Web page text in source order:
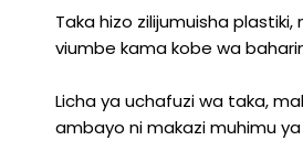
Taka hizo zilijumuisha
viumbe kama kobe wa
Licha ya uchafuzi wa taka,
ambayo ni makazi muhimu